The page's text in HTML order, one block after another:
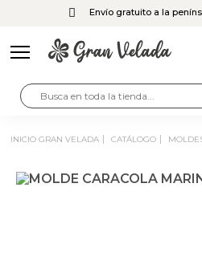
Envío gratuito a la
INICIO GRAN VELADA CATÁLOGO